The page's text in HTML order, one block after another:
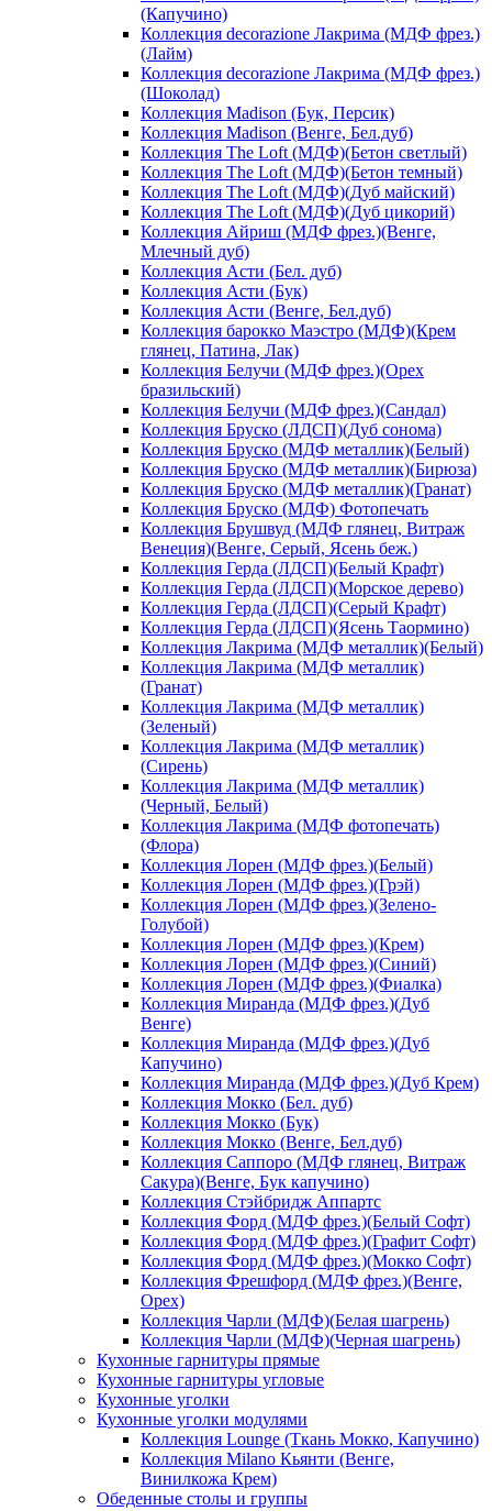
(Капучино)
Коллекция decorazione Лакрима (МДФ фрез.)
(Лайм)
Коллекция decorazione Лакрима (МДФ фрез.)
(Шоколад)
Коллекция Madison (Бук, Персик)
Коллекция Madison (Венге, Бел.дуб)
Коллекция The Loft (МДФ)(Бетон светлый)
Коллекция The Loft (МДФ)(Бетон темный)
Коллекция The Loft (МДФ)(Дуб майский)
Коллекция The Loft (МДФ)(Дуб цикорий)
Коллекция Айриш (МДФ фрез.)(Венге,
Млечный дуб)
Коллекция Асти (Бел. дуб)
Коллекция Асти (Бук)
Коллекция Асти (Венге, Бел.дуб)
Коллекция барокко Маэстро (МДФ)(Крем
глянец, Патина, Лак)
Коллекция Белучи (МДФ фрез.)(Орех
бразильский)
Коллекция Белучи (МДФ фрез.)(Сандал)
Коллекция Бруско (ЛДСП)(Дуб сонома)
Коллекция Бруско (МДФ металлик)(Белый)
Коллекция Бруско (МДФ металлик)(Бирюза)
Коллекция Бруско (МДФ металлик)(Гранат)
Коллекция Бруско (МДФ) Фотопечать
Коллекция Брушвуд (МДФ глянец, Витраж
Венеция)(Венге, Серый, Ясень беж.)
Коллекция Герда (ЛДСП)(Белый Крафт)
Коллекция Герда (ЛДСП)(Морское дерево)
Коллекция Герда (ЛДСП)(Серый Крафт)
Коллекция Герда (ЛДСП)(Ясень Таормино)
Коллекция Лакрима (МДФ металлик)(Белый)
Коллекция Лакрима (МДФ металлик)
(Гранат)
Коллекция Лакрима (МДФ металлик)
(Зеленый)
Коллекция Лакрима (МДФ металлик)
(Сирень)
Коллекция Лакрима (МДФ металлик)
(Черный, Белый)
Коллекция Лакрима (МДФ фотопечать)
(Флора)
Коллекция Лорен (МДФ фрез.)(Белый)
Коллекция Лорен (МДФ фрез.)(Грэй)
Коллекция Лорен (МДФ фрез.)(Зелено-
Голубой)
Коллекция Лорен (МДФ фрез.)(Крем)
Коллекция Лорен (МДФ фрез.)(Синий)
Коллекция Лорен (МДФ фрез.)(Фиалка)
Коллекция Миранда (МДФ фрез.)(Дуб
Венге)
Коллекция Миранда (МДФ фрез.)(Дуб
Капучино)
Коллекция Миранда (МДФ фрез.)(Дуб Крем)
Коллекция Мокко (Бел. дуб)
Коллекция Мокко (Бук)
Коллекция Мокко (Венге, Бел.дуб)
Коллекция Саппоро (МДФ глянец, Витраж
Сакура)(Венге, Бук капучино)
Коллекция Стэйбридж Аппартс
Коллекция Форд (МДФ фрез.)(Белый Софт)
Коллекция Форд (МДФ фрез.)(Графит Софт)
Коллекция Форд (МДФ фрез.)(Мокко Софт)
Коллекция Фрешфорд (МДФ фрез.)(Венге,
Орех)
Коллекция Чарли (МДФ)(Белая шагрень)
Коллекция Чарли (МДФ)(Черная шагрень)
Кухонные гарнитуры прямые
Кухонные гарнитуры угловые
Кухонные уголки
Кухонные уголки модулями
Коллекция Lounge (Ткань Мокко, Капучино)
Коллекция Milano Кьянти (Венге,
Винилкожа Крем)
Обеденные столы и группы